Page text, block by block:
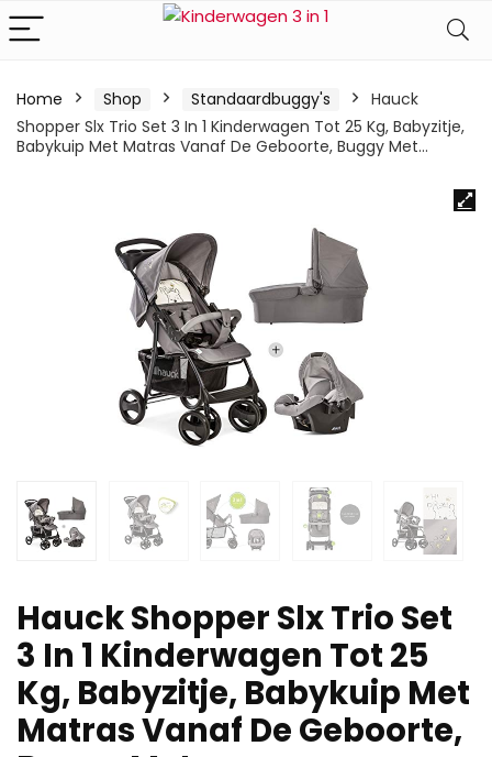
Home Shop Standaardbuggy's
Hauck
Shopper Slx Trio Set 3 In 1 Kinderwagen Tot 25 Kg, Babyzitje,
Babykuip Met Matras Vanaf De Geboorte, Buggy Met…
Hauck Shopper Slx Trio Set
3 In 1 Kinderwagen Tot 25
Kg, Babyzitje, Babykuip Met
Matras Vanaf De Geboorte,